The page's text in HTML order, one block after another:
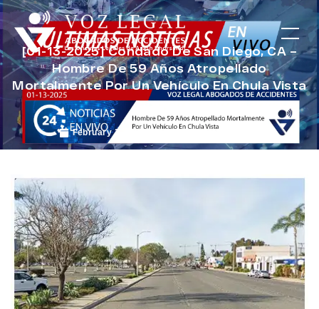
[01-13-2025] Condado De San Diego, CA –
Hombre De 59 Años Atropellado
Mortalmente Por Un Vehículo En Chula Vista
February 3, 2025